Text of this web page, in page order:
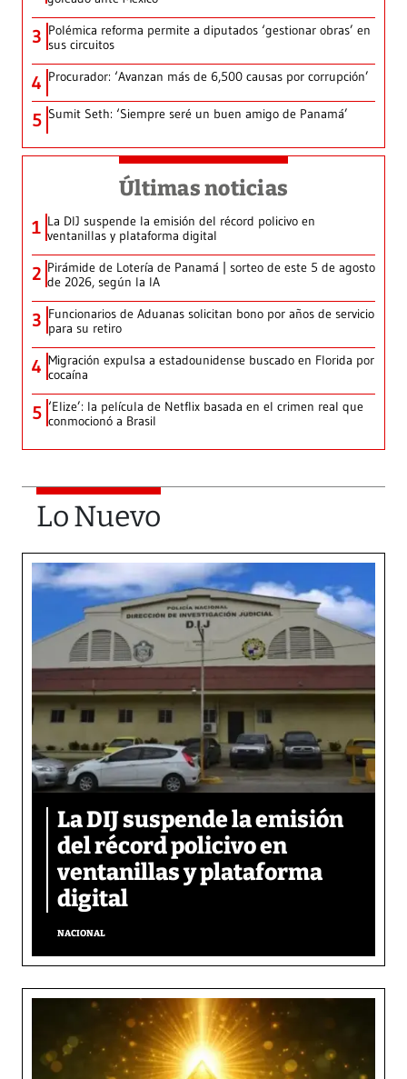
3 Polémica reforma permite a diputados ‘gestionar obras’ en
sus circuitos
4 Procurador: ‘Avanzan más de 6,500 causas por corrupción’
5 Sumit Seth: ‘Siempre seré un buen amigo de Panamá’
Últimas noticias
1 La DIJ suspende la emisión del récord policivo en
ventanillas y plataforma digital
2 Pirámide de Lotería de Panamá | sorteo de este 5 de agosto
de 2026, según la IA
3 Funcionarios de Aduanas solicitan bono por años de servicio
para su retiro
4 Migración expulsa a estadounidense buscado en Florida por
cocaína
5 ‘Elize’: la película de Netflix basada en el crimen real que
conmocionó a Brasil
Lo Nuevo
La DIJ suspende la emisión
del récord policivo en
ventanillas y plataforma
digital
NACIONAL